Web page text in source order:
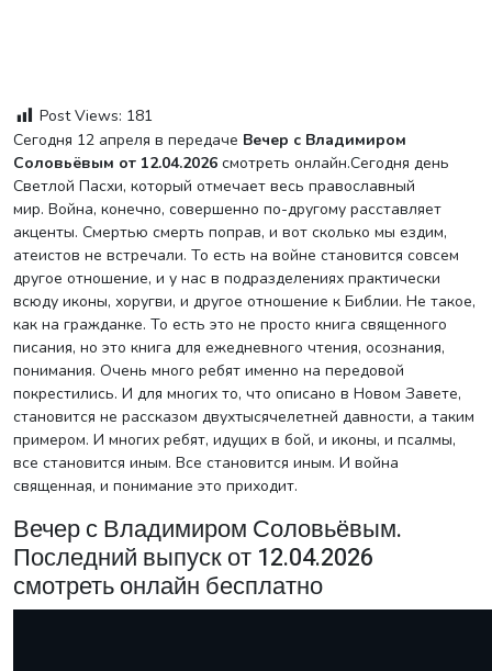
Post Views: 181
Сегодня 12 апреля в передаче Вечер с Владимиром
Соловьёвым от 12.04.2026 смотреть онлайн.Сегодня день
Светлой Пасхи, который отмечает весь православный
мир. Война, конечно, совершенно по-другому расставляет
акценты. Смертью смерть поправ, и вот сколько мы ездим,
атеистов не встречали. То есть на войне становится совсем
другое отношение, и у нас в подразделениях практически
всюду иконы, хоругви, и другое отношение к Библии. Не такое,
как на гражданке. То есть это не просто книга священного
писания, но это книга для ежедневного чтения, осознания,
понимания. Очень много ребят именно на передовой
покрестились. И для многих то, что описано в Новом Завете,
становится не рассказом двухтысячелетней давности, а таким
примером. И многих ребят, идущих в бой, и иконы, и псалмы,
все становится иным. Все становится иным. И война
священная, и понимание это приходит.
Вечер с Владимиром Соловьёвым.
Последний выпуск от 12.04.2026
смотреть онлайн бесплатно